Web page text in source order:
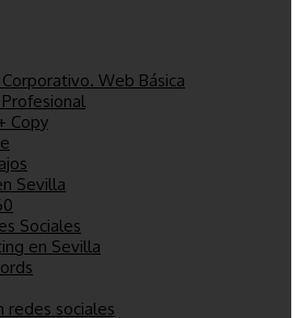
Web Básica
Copy
Sevilla
Sociales
en Sevilla
redes sociales